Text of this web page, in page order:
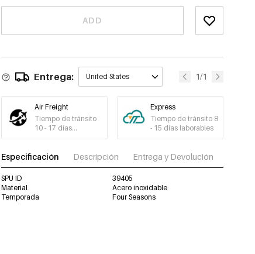
ADD
Entrega: United States 1/1
Air Freight
Tiempo de tránsito
10 - 17 días
laborables
Express
Tiempo de tránsito 8
- 15 días laborables
Especificación Descripción Entrega y Devolución
SPU ID
39405
Material
Acero inoxidable
Temporada
Four Seasons